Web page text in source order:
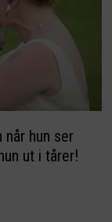
hun ser
ut i tårer!